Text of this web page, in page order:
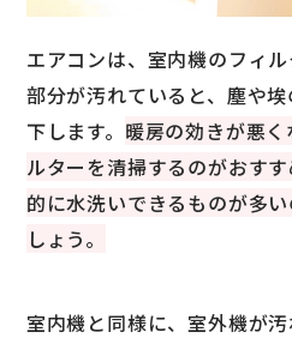
エアコンは、室内機のフィ
部分が汚れていると、塵や
下します。 暖房の効きが悪
ルターを清掃するのがおす
的に水洗いできるものが多
しょう。
室内機と同様に、室外機が